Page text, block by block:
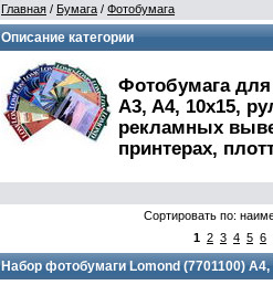
Главная / Бумага / Фотобумага
Описание категории
Фотобумага
A3, A4, 10x15,
рекламных
принтерах,
Сортировать по:
1 2 3 4 5 6
Набор фотобумаги Lomond (7701100)